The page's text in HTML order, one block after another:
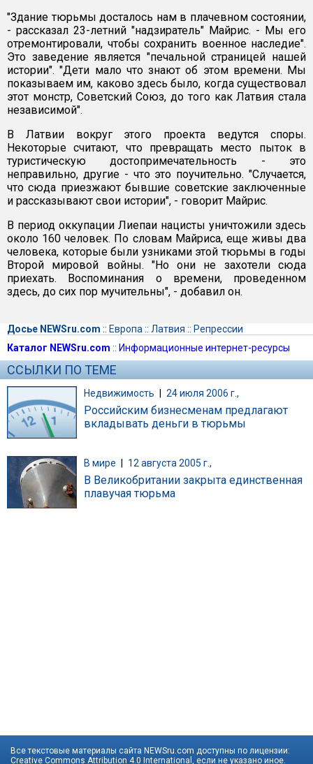
"Здание тюрьмы досталось нам в плачевном состоянии,
- рассказал 23-летний "надзиратель" Майрис. - Мы его
отремонтировали, чтобы сохранить военное наследие".
Это заведение является "печальной страницей нашей
истории". "Дети мало что знают об этом времени. Мы
показываем им, каково здесь было, когда существовал
этот монстр, Советский Союз, до того как Латвия стала
независимой".
В Латвии вокруг этого проекта ведутся споры.
Некоторые считают, что превращать место пыток в
туристическую достопримечательность - это
неправильно, другие - что это поучительно. "Случается,
что сюда приезжают бывшие советские заключенные
и рассказывают свои истории", - говорит Майрис.
В период оккупации Лиепаи нацисты уничтожили здесь
около 160 человек. По словам Майриса, еще живы два
человека, которые были узниками этой тюрьмы в годы
Второй мировой войны. "Но они не захотели сюда
приехать. Воспоминания о времени, проведенном
здесь, до сих пор мучительны", - добавил он.
Досье NEWSru.com :: Европа :: Латвия :: Репрессии
Каталог NEWSru.com :: Информационные интернет-ресурсы
ССЫЛКИ ПО ТЕМЕ
Недвижимость | 24 июля 2006 г.,
Российским бизнесменам предлагают
вкладывать деньги в тюрьмы
В мире 12 августа 2005 г.,
В Великобритании закрыта единственная
плавучая тюрьма
Все текстовые материалы сайта NEWSru.com доступны по лицензии:
Creative Commons Attribution 4.0 International , если не указано иное.